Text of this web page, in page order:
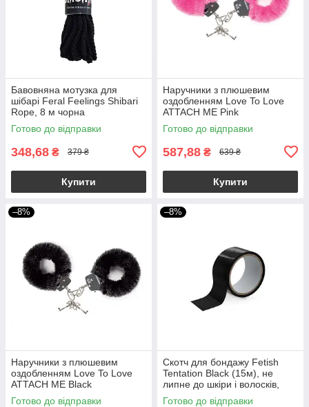
Бавовняна мотузка для
шібарі Feral Feelings Shibari
Rope, 8 м чорна
Готово до відправки
348,68 ₴ 379 ₴
Купити
Наручники з плюшевим
оздобленням Love To Love
ATTACH ME Pink
Готово до відправки
587,88 ₴ 639 ₴
Купити
–8%
Наручники з плюшевим
оздобленням Love To Love
ATTACH ME Black
Готово до відправки
–8%
Скотч для бондажу Fetish
Tentation Black (15м), не
липне до шкіри і волосків,
тільки сам до себе
Готово до відправки